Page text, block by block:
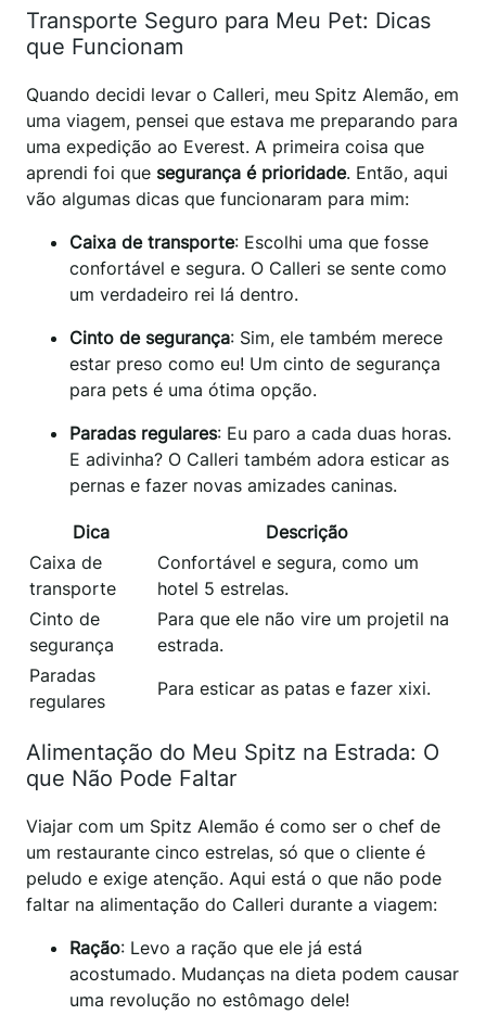
Transporte Seguro para Meu Pet: Dicas
que Funcionam
Quando decidi levar o Calleri, meu Spitz Alemão, em
uma viagem, pensei que estava me preparando para
uma expedição ao Everest. A primeira coisa que
aprendi foi que segurança é prioridade. Então, aqui
vão algumas dicas que funcionaram para mim:
Caixa de transporte: Escolhi uma que fosse
confortável e segura. O Calleri se sente como
um verdadeiro rei lá dentro.
Cinto de segurança: Sim, ele também merece
estar preso como eu! Um cinto de segurança
para pets é uma ótima opção.
Paradas regulares: Eu paro a cada duas horas.
E adivinha? O Calleri também adora esticar as
pernas e fazer novas amizades caninas.
Dica
Descrição
Caixa de
transporte
Confortável e segura, como um
hotel 5 estrelas.
Cinto de
segurança
Para que ele não vire um projetil na
estrada.
Paradas
regulares
Para esticar as patas e fazer xixi.
Alimentação do Meu Spitz na Estrada: O
que Não Pode Faltar
Viajar com um Spitz Alemão é como ser o chef de
um restaurante cinco estrelas, só que o cliente é
peludo e exige atenção. Aqui está o que não pode
faltar na alimentação do Calleri durante a viagem:
Ração: Levo a ração que ele já está
acostumado. Mudanças na dieta podem causar
uma revolução no estômago dele!